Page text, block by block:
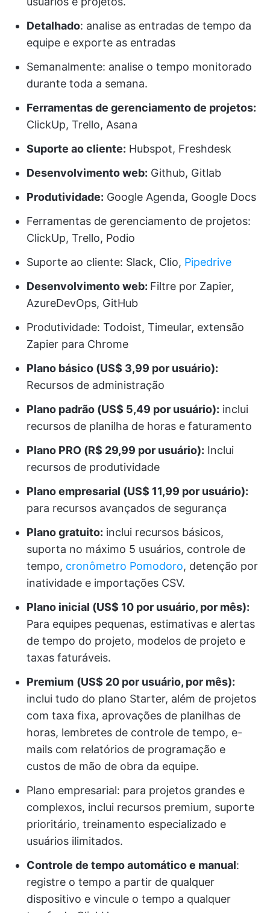
Detalhado: analise as entradas de tempo da
equipe e exporte as entradas
Semanalmente: analise o tempo monitorado
durante toda a semana.
Ferramentas de gerenciamento de projetos:
ClickUp, Trello, Asana
Suporte ao cliente: Hubspot, Freshdesk
Desenvolvimento web: Github, Gitlab
Produtividade: Google Agenda, Google Docs
Ferramentas de gerenciamento de projetos:
ClickUp, Trello, Podio
Suporte ao cliente: Slack, Clio, Pipedrive
Desenvolvimento web: Filtre por Zapier,
AzureDevOps, GitHub
Produtividade: Todoist, Timeular, extensão
Zapier para Chrome
Plano básico (US$ 3,99 por usuário):
Recursos de administração
Plano padrão (US$ 5,49 por usuário): inclui
recursos de planilha de horas e faturamento
Plano PRO (R$ 29,99 por usuário): Inclui
recursos de produtividade
Plano empresarial (US$ 11,99 por usuário):
para recursos avançados de segurança
Plano gratuito: inclui recursos básicos,
suporta no máximo 5 usuários, controle de
tempo, cronômetro Pomodoro, detenção por
inatividade e importações CSV.
Plano inicial (US$ 10 por usuário, por mês):
Para equipes pequenas, estimativas e alertas
de tempo do projeto, modelos de projeto e
taxas faturáveis.
Premium (US$ 20 por usuário, por mês):
inclui tudo do plano Starter, além de projetos
com taxa fixa, aprovações de planilhas de
horas, lembretes de controle de tempo, e-
mails com relatórios de programação e
custos de mão de obra da equipe.
Plano empresarial: para projetos grandes e
complexos, inclui recursos premium, suporte
prioritário, treinamento especializado e
usuários ilimitados.
Controle de tempo automático e manual:
registre o tempo a partir de qualquer
dispositivo e vincule o tempo a qualquer